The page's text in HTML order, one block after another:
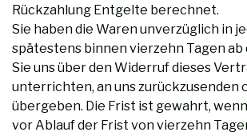
Rückzahlung Entgelte berechnet.
Sie haben die Waren unverzüglich in
spätestens binnen vierzehn Tagen ab
Sie uns über den Widerruf dieses
unterrichten, an uns zurückzusenden
übergeben. Die Frist ist gewahrt,
vor Ablauf der Frist von vierzehn